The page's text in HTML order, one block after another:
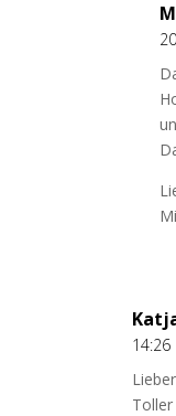
14:26